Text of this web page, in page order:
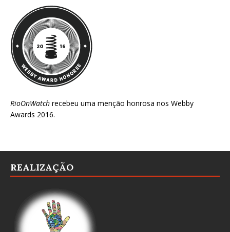
RioOnWatch recebeu uma menção honrosa nos Webby
Awards 2016.
REALIZAÇÃO